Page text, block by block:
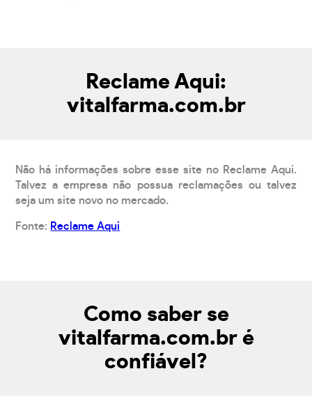
Reclame Aqui:
vitalfarma.com.br
Não há informações sobre esse site no Reclame Aqui.
Talvez a empresa não possua reclamações ou talvez
seja um site novo no mercado.
Fonte: Reclame Aqui
Como saber se
vitalfarma.com.br é
confiável?